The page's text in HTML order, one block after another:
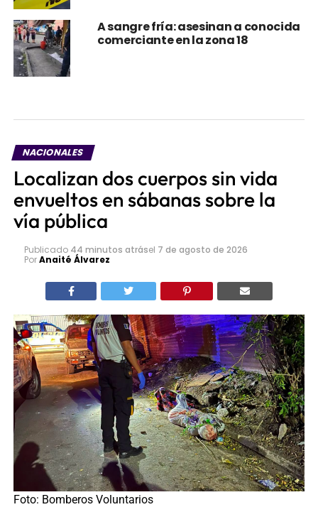
A sangre fría: asesinan a conocida
comerciante en la zona 18
NACIONALES
Localizan dos cuerpos sin vida
envueltos en sábanas sobre la
vía pública
Publicado 44 minutos atrásel 7 de agosto de 2026
PorAnaité Álvarez
Foto: Bomberos Voluntarios